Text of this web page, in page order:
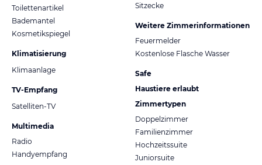
Toilettenartikel
Bademantel
Kosmetikspiegel
Klimatisierung
Klimaanlage
TV-Empfang
Satelliten-TV
Multimedia
Radio
Handyempfang
Sitzecke
Weitere Zimmerinformationen
Feuermelder
Kostenlose Flasche Wasser
Safe
Haustiere erlaubt
Zimmertypen
Doppelzimmer
Familienzimmer
Hochzeitssuite
Juniorsuite